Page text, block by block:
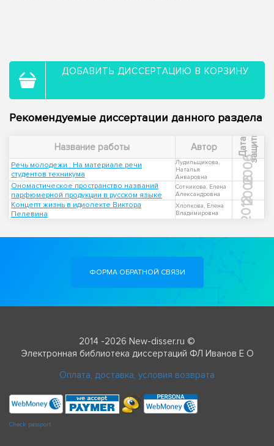
ДОБАВИТЬ ДИССЕРТАЦИЮ В КОРЗИНУ
Рекомендуемые диссертации данного раздела
Название работы Автор Д
а
т
а
з
а
щ
и
ты
Речь молодежи : На материале речи
студентов техникума
Лудильщикова,
Наталья
Анваровна
2006
Ономастическое пространство названий
парфюмерной продукции в русском языке
Сотникова, Елена
Александровна
2006
Концепт жизнь в идиолекте Виктора
Пелевина
Хлопкова, Елена
Владимировна
2012
ФОРМА ОБРАТНОЙ СВЯЗИ
2014 -2026 New-disser.ru ©
Электронная библиотека диссертаций ФЛ Иванов Е О
Оплата, доставка, условия возврата
Check passport